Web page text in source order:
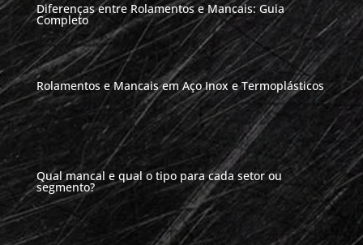
Diferenças entre Rolamentos e Mancais: Guia
Completo
Rolamentos e Mancais em Aço Inox e Termoplásticos
Qual mancal e qual o tipo para cada setor ou
segmento?